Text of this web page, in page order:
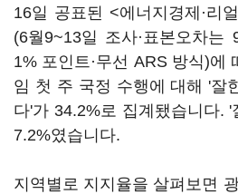
16일 공표된 <에너지경제·리
(6월9~13일 조사·표본오차
1% 포인트·무선 ARS 방식)에
임 첫 주 국정 수행에 대해 '잘
다'가 34.2%로 집계됐습니다.
7.2%였습니다.
지역별로 지지율을 살펴보면